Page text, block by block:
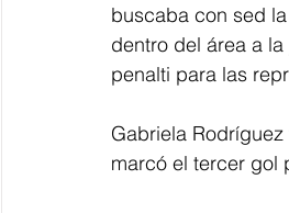
buscaba con sed
dentro del área a
penalti para las
Gabriela
marcó el tercer gol